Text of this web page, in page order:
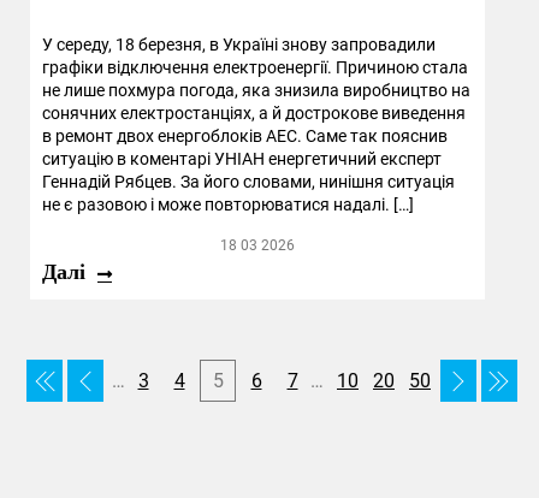
У середу, 18 березня, в Україні знову запровадили
графіки відключення електроенергії. Причиною стала
не лише похмура погода, яка знизила виробництво на
сонячних електростанціях, а й дострокове виведення
в ремонт двох енергоблоків АЕС. Саме так пояснив
ситуацію в коментарі УНІАН енергетичний експерт
Геннадій Рябцев. За його словами, нинішня ситуація
не є разовою і може повторюватися надалі. […]
18 03 2026
Далі
… 3 4 5 6 7 … 10 20 50